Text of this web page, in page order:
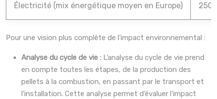
Électricité (mix énergétique moyen en Europe)
Pour une vision plus complète de l’impact environnemental :
Analyse du cycle de vie : L’analyse du cycle de vie prend
en compte toutes les étapes, de la production des
pellets à la combustion, en passant par le transport et
l’installation. Cette analyse permet d’évaluer l’impact